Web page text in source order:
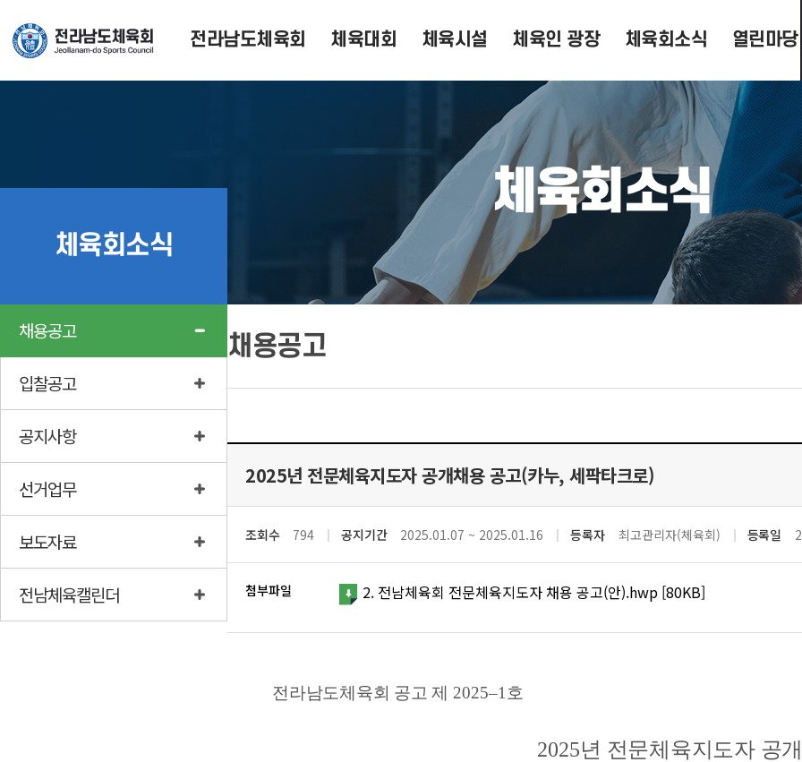
전라남도체육회 체육대회 체육시설 체육인 광장 체육회소식 열린마당
체육회소식
체육회소식
채용공고
입찰공고
공지사항
선거업무
보도자료
전남체육캘린더
채용공고
2025년 전문체육지도자 공개채용 공고(카누, 세팍타크로)
조회수 794 공지기간 2025.01.07 ~ 2025.01.16 등록자 최고관리자(체육회) 등록일
첨부파일 2. 전남체육회 전문체육지도자 채용 공고(안).hwp [80KB]
전라남도체육회 공고 제 2025–1 호
2025년 전문체육지도자 공